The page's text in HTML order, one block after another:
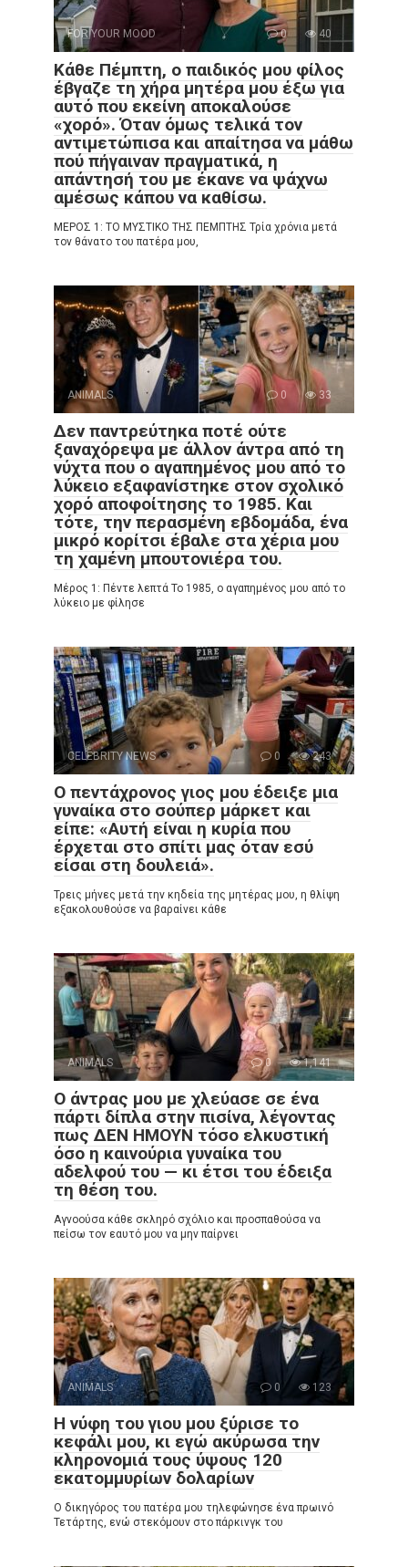
FOR YOUR MOOD 0 40
Κάθε Πέμπτη, ο παιδικός μου φίλος
έβγαζε τη χήρα μητέρα μου έξω για
αυτό που εκείνη αποκαλούσε
«χορό». Όταν όμως τελικά τον
αντιμετώπισα και απαίτησα να μάθω
πού πήγαιναν πραγματικά, η
απάντησή του με έκανε να ψάχνω
αμέσως κάπου να καθίσω.
ΜΕΡΟΣ 1: ΤΟ ΜΥΣΤΙΚΟ ΤΗΣ ΠΕΜΠΤΗΣ Τρία χρόνια μετά
τον θάνατο του πατέρα μου,
ANIMALS 0 33
Δεν παντρεύτηκα ποτέ ούτε
ξαναχόρεψα με άλλον άντρα από τη
νύχτα που ο αγαπημένος μου από το
λύκειο εξαφανίστηκε στον σχολικό
χορό αποφοίτησης το 1985. Και
τότε, την περασμένη εβδομάδα, ένα
μικρό κορίτσι έβαλε στα χέρια μου
τη χαμένη μπουτονιέρα του.
Μέρος 1: Πέντε λεπτά Το 1985, ο αγαπημένος μου από το
λύκειο με φίλησε
CELEBRITY NEWS 0 243
Ο πεντάχρονος γιος μου έδειξε μια
γυναίκα στο σούπερ μάρκετ και
είπε: «Αυτή είναι η κυρία που
έρχεται στο σπίτι μας όταν εσύ
είσαι στη δουλειά».
Τρεις μήνες μετά την κηδεία της μητέρας μου, η θλίψη
εξακολουθούσε να βαραίνει κάθε
ANIMALS 0 1,141
Ο άντρας μου με χλεύασε σε ένα
πάρτι δίπλα στην πισίνα, λέγοντας
πως ΔΕΝ ΗΜΟΥΝ τόσο ελκυστική
όσο η καινούρια γυναίκα του
αδελφού του — κι έτσι του έδειξα
τη θέση του.
Αγνοούσα κάθε σκληρό σχόλιο και προσπαθούσα να
πείσω τον εαυτό μου να μην παίρνει
ANIMALS 0 123
Η νύφη του γιου μου ξύρισε το
κεφάλι μου, κι εγώ ακύρωσα την
κληρονομιά τους ύψους 120
εκατομμυρίων δολαρίων
Ο δικηγόρος του πατέρα μου τηλεφώνησε ένα πρωινό
Τετάρτης, ενώ στεκόμουν στο πάρκινγκ του